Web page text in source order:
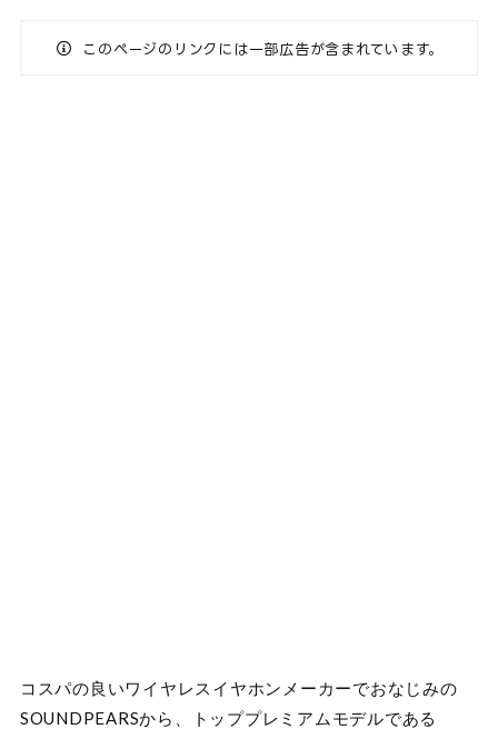
このページのリンクには一部広告が含まれています。
コスパの良いワイヤレスイヤホンメーカーでおなじみの
SOUNDPEARSから、トッププレミアムモデルである